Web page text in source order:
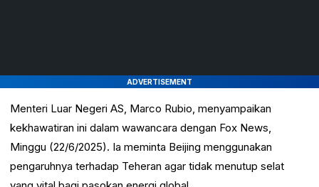
ADVERTISEMENT
Menteri Luar Negeri AS, Marco Rubio, menyampaikan
kekhawatiran ini dalam wawancara dengan Fox News,
Minggu (22/6/2025). Ia meminta Beijing menggunakan
pengaruhnya terhadap Teheran agar tidak menutup selat